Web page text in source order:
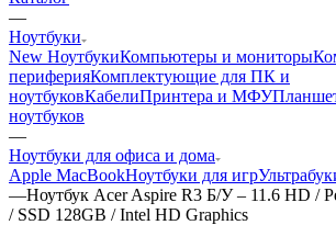
—
Ноутбуки
New НоутбукиКомпьютеры и мониторы
периферияКомплектующие для ПК и
ноутбуковКабелиПринтера и МФУ
ноутбуков
—
Ноутбуки для офиса и дома
Apple MacBookНоутбуки для игр
—Ноутбук Acer Aspire R3 Б/У – 11.6 HD /
/ SSD 128GB / Intel HD Graphics